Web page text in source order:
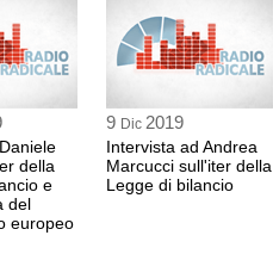
della
e
del
europeo
9 Dic 2019
Intervista ad Andrea
Marcucci sull'iter della
Legge di bilancio